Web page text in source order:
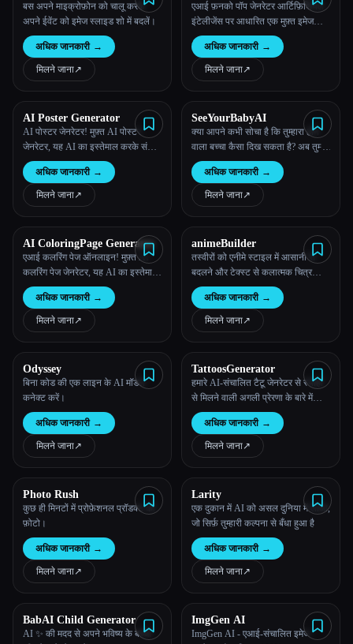
बस अपने माइक्रोफ़ोन को चालू करके
अपने ईवेंट को इमेज स्लाइड शो में बदलें।
अधिक जानकारी →
मिलने जाना↗︎
एआई फ़नको पॉप जेनरेटर आर्टिफ़िशियल
इंटेलीजेंस पर आधारित एक मुफ़्त इमेज
जनरेटर है।
अधिक जानकारी →
मिलने जाना↗︎
AI Poster Generator
AI पोस्टर जेनरेटर! मुफ़्त AI पोस्टर
जेनरेटर, यह AI का इस्तेमाल करके संकेत
भरे शब्दों से पोस्टर बनाता है
अधिक जानकारी →
मिलने जाना↗︎
SeeYourBabyAI
क्या आपने कभी सोचा है कि तुम्हारा होने
वाला बच्चा कैसा दिख सकता है? अब तुम्हेंं
इसकी ज़रूरत नहीं है, तुम इसे देख सकते
हो!
अधिक जानकारी →
मिलने जाना↗︎
AI ColoringPage Generator
एआई कलरिंग पेज ऑनलाइन! मुफ़्त AI
कलरिंग पेज जेनरेटर, यह AI का इस्तेमाल
करके प्रॉम्प्ट शब्दों से कलरिंग पेज बनाता
है।
अधिक जानकारी →
मिलने जाना↗︎
animeBuilder
तस्वीरों को एनीमे स्टाइल में आसानी से
बदलने और टेक्स्ट से कलात्मक चित्र
बनाने के लिए हमारे मुफ़्त ऑनलाइन टूल
खोजें। अपनी रचनात्मकता को सहजता से
उजागर करो!
अधिक जानकारी →
मिलने जाना↗︎
Odyssey
बिना कोड की एक लाइन के AI मॉडल
कनेक्ट करें।
अधिक जानकारी →
मिलने जाना↗︎
TattoosGenerator
हमारे AI-संचालित टैटू जेनरेटर से स्याही
से मिलने वाली अगली प्रेरणा के बारे में
जानें।
अधिक जानकारी →
मिलने जाना↗︎
Photo Rush
कुछ ही मिनटों में प्रोफ़ेशनल प्रॉडक्ट की
फ़ोटो।
अधिक जानकारी →
मिलने जाना↗︎
Larity
एक दुकान में AI को असल दुनिया में लाओ,
जो सिर्फ़ तुम्हारी कल्पना से बँधा हुआ है
अधिक जानकारी →
मिलने जाना↗︎
BabAI Child Generator
AI ✨ की मदद से अपने भविष्य के बच्चों
ImgGen AI
ImgGen AI - एआई-संचालित इमेज